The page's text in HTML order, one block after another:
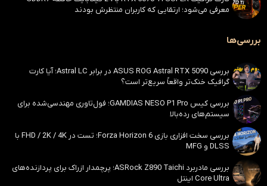
معرفی می‌شود؛ ارتقایی که کاربران منتظرش بودند
بررسی‌ها
بررسی ASUS ROG Astral RTX 5090 در برابر Astral LC؛ آیا کارت
گرافیک خنک‌تر واقعاً سریع‌تر است؟
بررسی کیس GAMDIAS NESO P1 Pro؛ فول‌تاوری مهندسی‌شده برای
سیستم‌های رده‌بالا
بررسی سخت افزاری بازی Forza Horizon 6؛ تست در FHD / 2K / 4K با
DLSS و MFG
بررسی مادربرد ASRock Z890 Taichi؛ پرچمدار ازراک برای پردازنده‌های
Core Ultra اینتل